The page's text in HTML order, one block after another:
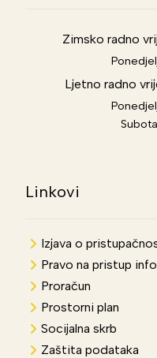
Zimsko radno
Ljetno radno
Linkovi
Izjava o
Pravo na pristup
Proračun
Prostorni plan
Socijalna skrb
Zaštita podataka